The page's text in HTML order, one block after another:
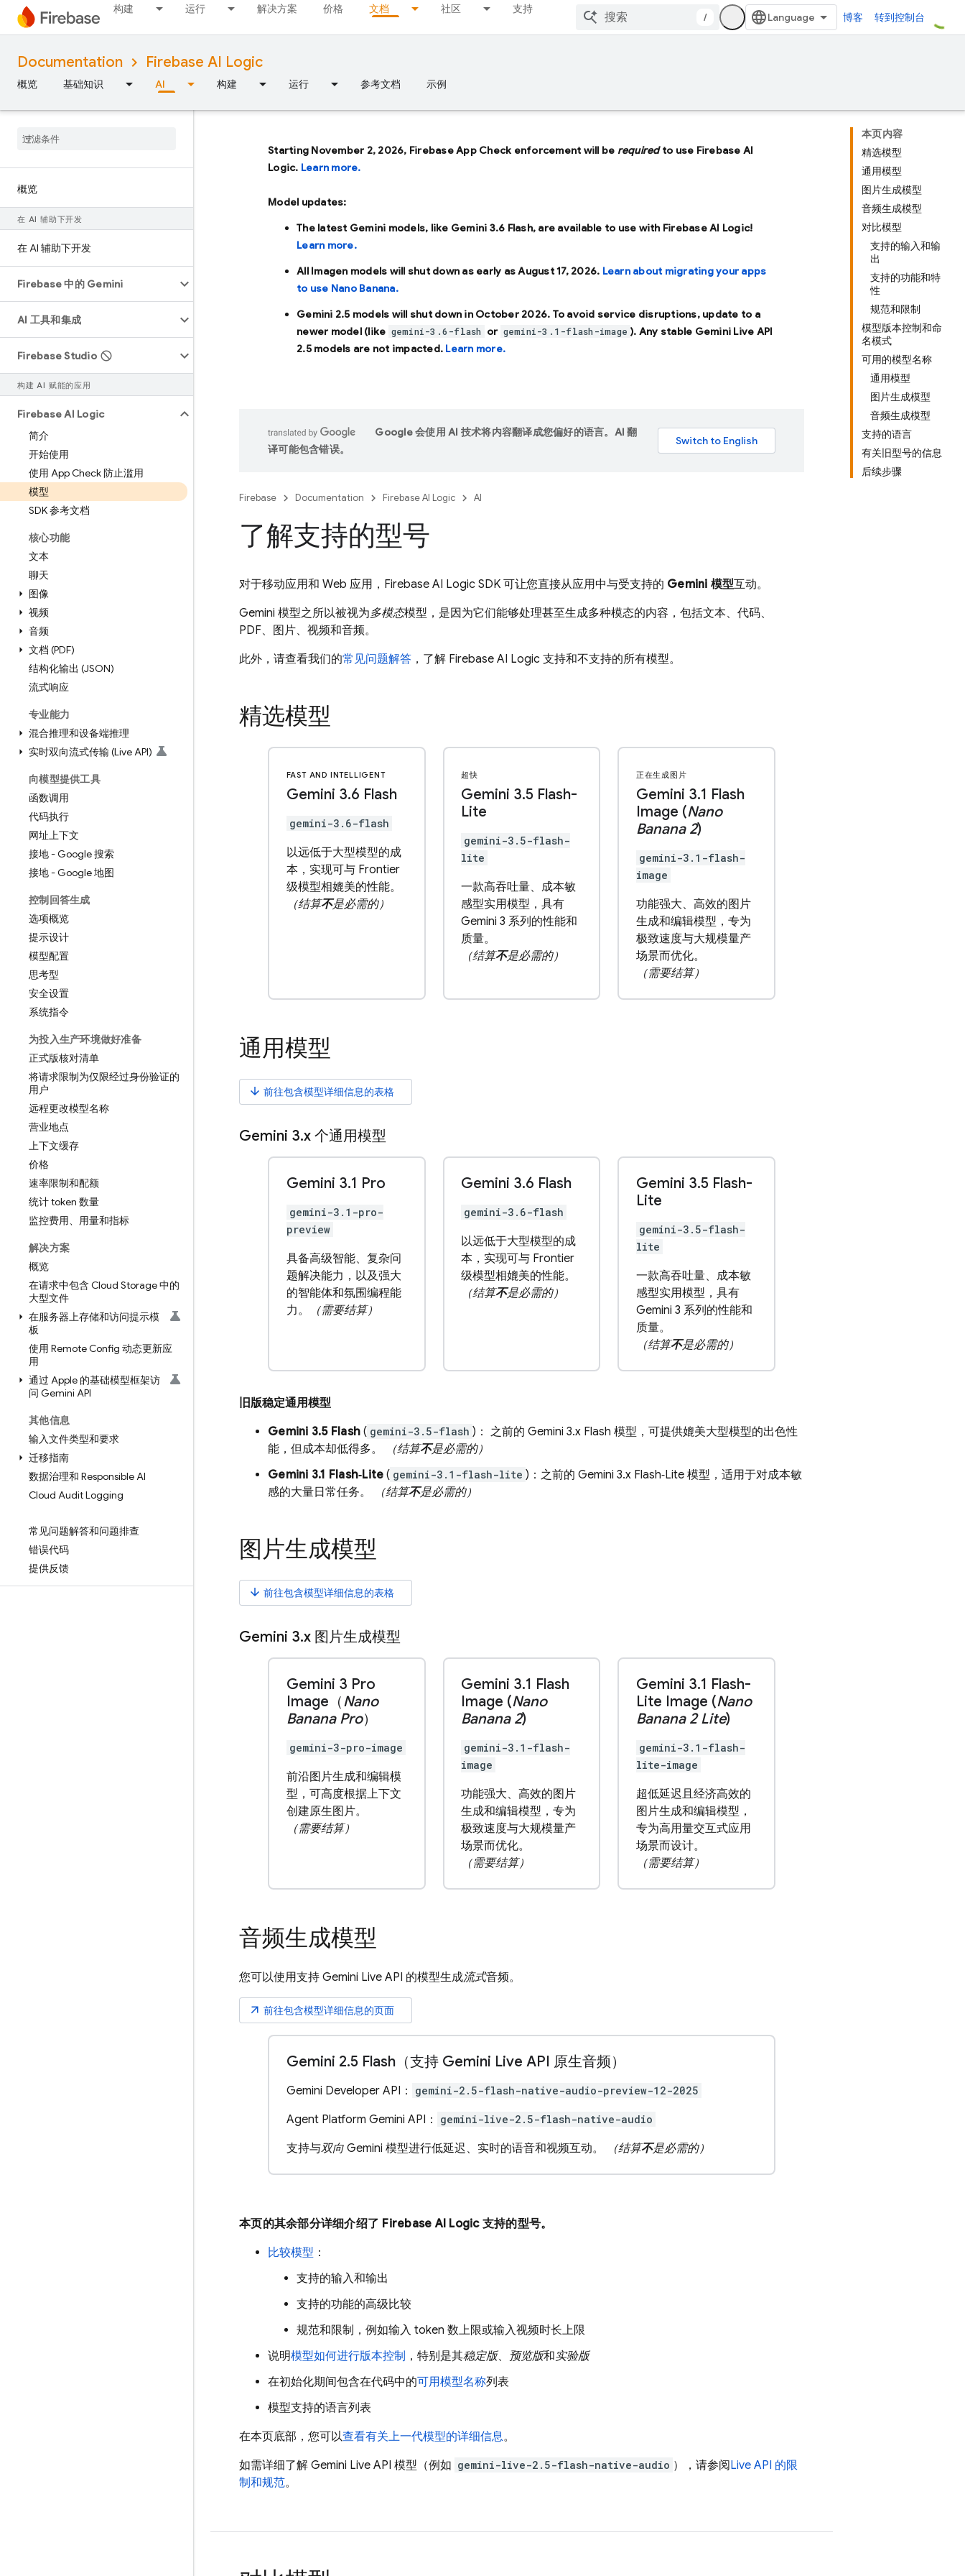
构建 运行 解决方案 价格 文档 社区 支持
/ 博客 转到控制台
Documentation Firebase AI Logic
概览 基础知识 AI 构建 运行 参考文档 示例
概览
在 AI 辅助下开发
在 AI 辅助下开发
Firebase 中的 Gemini
AI 工具和集成
Firebase Studio
构建 AI 赋能的应用
Firebase AI Logic
简介
开始使用
使用 App Check 防止滥用
模型
SDK 参考文档
核心功能
文本
聊天
图像
视频
音频
文档 (PDF)
结构化输出 (JSON)
流式响应
专业能力
混合推理和设备端推理
实时双向流式传输 (Live API)
向模型提供工具
函数调用
代码执行
网址上下文
接地 - Google 搜索
接地 - Google 地图
控制回答生成
选项概览
提示设计
模型配置
思考型
安全设置
系统指令
为投入生产环境做好准备
正式版核对清单
将请求限制为仅限经过身份验证的
用户
远程更改模型名称
营业地点
上下文缓存
价格
速率限制和配额
统计 token 数量
监控费用、用量和指标
解决方案
概览
在请求中包含 Cloud Storage 中的
大型文件
在服务器上存储和访问提示模
板
使用 Remote Config 动态更新应
用
通过 Apple 的基础模型框架访
问 Gemini API
其他信息
输入文件类型和要求
迁移指南
数据治理和 Responsible AI
Cloud Audit Logging
常见问题解答和问题排查
错误代码
提供反馈
本页内容
精选模型
通用模型
图片生成模型
音频生成模型
对比模型
支持的输入和输
出
支持的功能和特
性
规范和限制
模型版本控制和命
名模式
可用的模型名称
通用模型
图片生成模型
音频生成模型
支持的语言
有关旧型号的信息
后续步骤
Starting November 2, 2026, Firebase App Check enforcement will be requiredto use Firebase AI
Logic. Learn more.
Model updates:
The latest Gemini models, like Gemini 3.6 Flash, are available to use with Firebase AI Logic!
Learn more.
All Imagen models will shut down as early asAugust 17, 2026. Learn about migrating your apps
to use Nano Banana.
Gemini 2.5 models will shut down in October 2026. To avoid service disruptions, update to a
newer model (like gemini-3.6-flash or gemini-3.1-flash-image ). Any stable Gemini Live API
2.5 models are not impacted. Learn more.
Google 会使用 AI 技术将内容翻译成您偏好的语言。AI 翻
译可能包含错误。
Firebase Documentation Firebase AI Logic AI
了解支持的型号
对于移动应用和 Web 应用， Firebase AI Logic SDK 可让您直接从应用中与受支持的 Gemini 模型互动。
Gemini 模型之所以被视为多模态模型，是因为它们能够处理甚至生成多种模态的内容，包括文本、代码、
PDF、图片、视频和音频。
此外，请查看我们的常见问题解答 ，了解 Firebase AI Logic 支持和不支持的所有模型。
精选模型
FAST AND INTELLIGENT
Gemini 3.6 Flash
gemini-3.6-flash
以远低于大型模型的成
本，实现可与 Frontier
级模型相媲美的性能。
（结算不是必需的）
超快
Gemini 3.5 Flash-
Lite
gemini-3.5-flash-
lite
一款高吞吐量、成本敏
感型实用模型，具有
Gemini 3 系列的性能和
质量。
（结算不是必需的）
正在生成图片
Gemini 3.1 Flash
Image (Nano
Banana 2)
gemini-3.1-flash-
image
功能强大、高效的图片
生成和编辑模型，专为
极致速度与大规模量产
场景而优化。
（需要结算）
通用模型
arrow_downward 前往包含模型详细信息的表格
Gemini 3.x 个通用模型
Gemini 3.1 Pro
gemini-3.1-pro-
preview
具备高级智能、复杂问
题解决能力，以及强大
的智能体和氛围编程能
力。
（需要结算）
Gemini 3.6 Flash
gemini-3.6-flash
以远低于大型模型的成
本，实现可与 Frontier
级模型相媲美的性能。
（结算不是必需的）
Gemini 3.5 Flash-
Lite
gemini-3.5-flash-
lite
一款高吞吐量、成本敏
感型实用模型，具有
Gemini 3 系列的性能和
质量。
（结算不是必需的）
旧版稳定通用模型
Gemini 3.5 Flash ( gemini-3.5-flash )： 之前的 Gemini 3.x Flash 模型，可提供媲美大型模型的出色性
能，但成本却低得多。
（结算不是必需的）
Gemini 3.1 Flash‑Lite ( gemini-3.1-flash-lite )：之前的Gemini 3.x Flash‑Lite 模型，适用于对成本敏
感的大量日常任务。
（结算不是必需的）
图片生成模型
arrow_downward 前往包含模型详细信息的表格
Gemini 3.x 图片生成模型
Gemini 3 Pro
Image（Nano
Banana Pro）
gemini-3-pro-image
前沿图片生成和编辑模
型，可高度根据上下文
创建原生图片。
（需要结算）
Gemini 3.1 Flash
Image (Nano
Banana 2)
gemini-3.1-flash-
image
功能强大、高效的图片
生成和编辑模型，专为
极致速度与大规模量产
场景而优化。
（需要结算）
Gemini 3.1 Flash-
Lite Image (Nano
Banana 2 Lite)
gemini-3.1-flash-
lite-image
超低延迟且经济高效的
图片生成和编辑模型，
专为高用量交互式应用
场景而设计。
（需要结算）
音频生成模型
您可以使用支持 Gemini Live API 的模型生成流式音频。
arrow_outward 前往包含模型详细信息的页面
Gemini 2.5 Flash（支持 Gemini Live API 原生音频）
Gemini Developer API： gemini-2.5-flash-native-audio-preview-12-2025
Agent Platform Gemini API： gemini-live-2.5-flash-native-audio
支持与双向Gemini 模型进行低延迟、实时的语音和视频互动。 （结算不是必需的）
本页的其余部分详细介绍了 Firebase AI Logic支持的型号。
比较模型 ：
支持的输入和输出
支持的功能的高级比较
规范和限制，例如输入 token 数上限或输入视频时长上限
说明模型如何进行版本控制 ，特别是其稳定版、 预览版和实验版
在初始化期间包含在代码中的可用模型名称列表
模型支持的语言列表
在本页底部，您可以查看有关上一代模型的详细信息。
如需详细了解 Gemini Live API 模型（例如 gemini-live-2.5-flash-native-audio ），请参阅Live API 的限
制和规范。